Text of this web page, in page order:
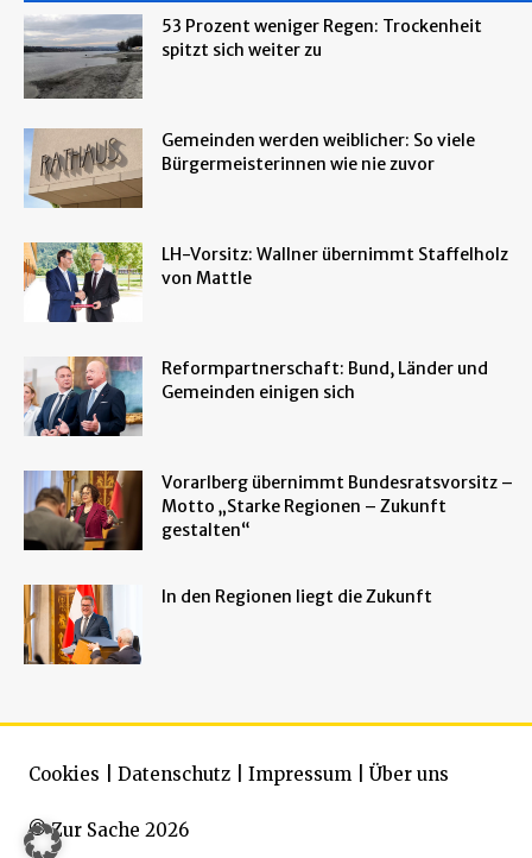
53 Prozent weniger Regen: Trockenheit
spitzt sich weiter zu
Gemeinden werden weiblicher: So viele
Bürgermeisterinnen wie nie zuvor
LH-Vorsitz: Wallner übernimmt Staffelholz
von Mattle
Reformpartnerschaft: Bund, Länder und
Gemeinden einigen sich
Vorarlberg übernimmt Bundesratsvorsitz –
Motto „Starke Regionen – Zukunft
gestalten“
In den Regionen liegt die Zukunft
© Zur Sache 2026
Cookies Datenschutz Impressum Über uns